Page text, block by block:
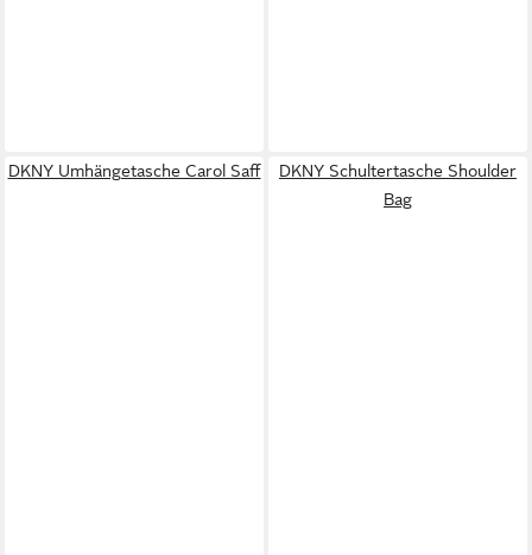
DKNY Umhängetasche Carol Saff
DKNY Schultertasche Shoulder
Bag